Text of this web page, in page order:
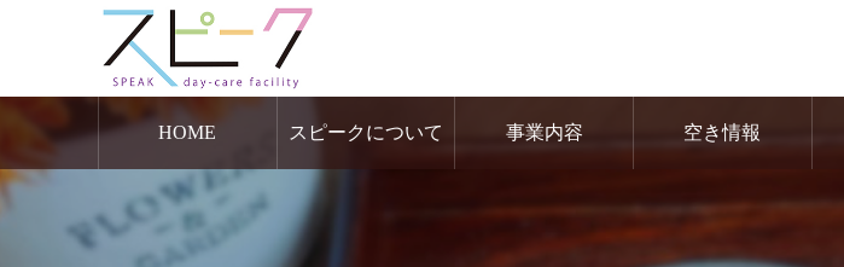
HOME スピークについて 事業内容 空き情報